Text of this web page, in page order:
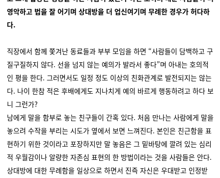
영악하고 법을 잘 어기며 상대방을 더 업신여기며 무례한 경우가 허다하
다.
직장에서 함께 쫓겨난 동료들과 부부 모임을 하면 “사람들이 담백하고 구
질구질하지 않다. 선을 넘지 않는 예의가 발라서 좋다”며 아내는 호의적
인 평을 한다. 그러면서도 일정 정도 이상의 친화관계로 발전되지는 않는
다. 나이 한참 적은 후배에게도 지나치게 예의 바르게 행동하려고 하다 보
니 그런가?
남에게 말을 함부로 놓는 친구들이 간혹 있다. 처음 만나는 사람에게 말을
놓으려 수작을 부리는 시도가 옆에서 보면 느껴진다. 본인은 친근함을 표
현하기 위한 것이라고 포장하지만 말 놓음은 그 밑바탕에 깔려 있는 심리
적 우월감이나 알량한 자존심 표현의 한 방법이라는 것을 사람들은 안다.
상대방에 대한 무례함을 일상으로 하면서 진즉 자신은 우대받고 인정받